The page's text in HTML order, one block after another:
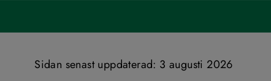
Sidan senast uppdaterad: 3 augusti 2026